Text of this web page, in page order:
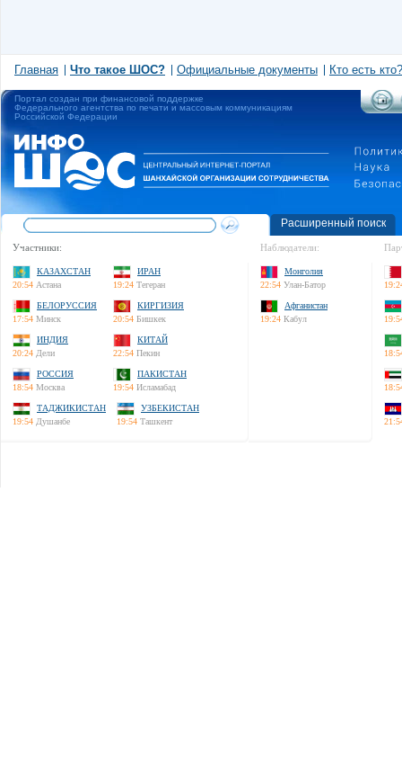
Главная Что такое ШОС? Официальные документы Кто есть кто?
Портал создан при финансовой поддержке
Федерального агентства по печати и массовым коммуникациям
Российской Федерации
Расширенный поиск
Участники:
КАЗАХСТАН
20:54 Астана
ИРАН
19:24 Тегеран
БЕЛОРУССИЯ
17:54 Минск
КИРГИЗИЯ
20:54 Бишкек
ИНДИЯ
20:24 Дели
КИТАЙ
22:54 Пекин
РОССИЯ
18:54 Москва
ПАКИСТАН
19:54 Исламабад
ТАДЖИКИСТАН
19:54 Душанбе
УЗБЕКИСТАН
19:54 Ташкент
Наблюдатели:
Монголия
22:54 Улан-Батор
Афганистан
19:24 Кабул